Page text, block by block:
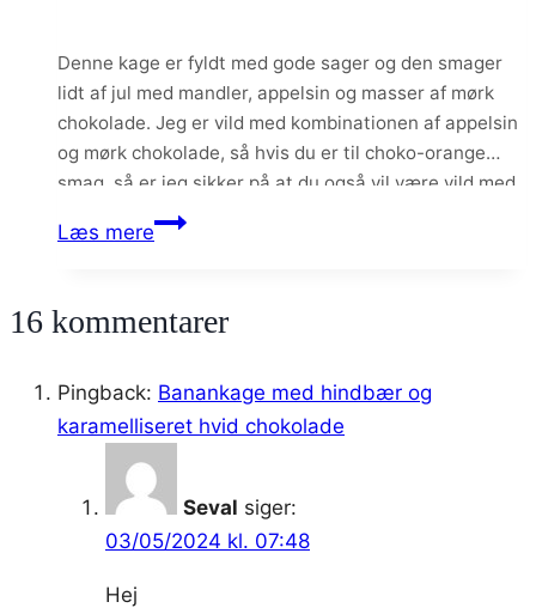
Denne kage er fyldt med gode sager og den smager
lidt af jul med mandler, appelsin og masser af mørk
chokolade. Jeg er vild med kombinationen af appelsin
og mørk chokolade, så hvis du er til choko-orange
smag, så er jeg sikker på at du også vil være vild med
denne her kage.
Læs mereSvampet
frisk
og
chokolade
16 kommentarer
Pingback: Banankage med hindbær og
karamelliseret hvid chokolade
Seval siger:
03/05/2024 kl. 07:48
Hej